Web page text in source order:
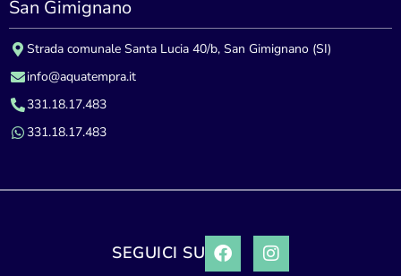
San Gimignano
Strada comunale Santa Lucia 40/b, San Gimignano (SI)
info@aquatempra.it
331.18.17.483
331.18.17.483
SEGUICI SU